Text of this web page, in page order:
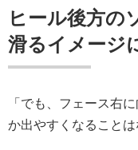
ヒール後方の
滑るイメージ
「でも、フェース右
か出やすくなることは